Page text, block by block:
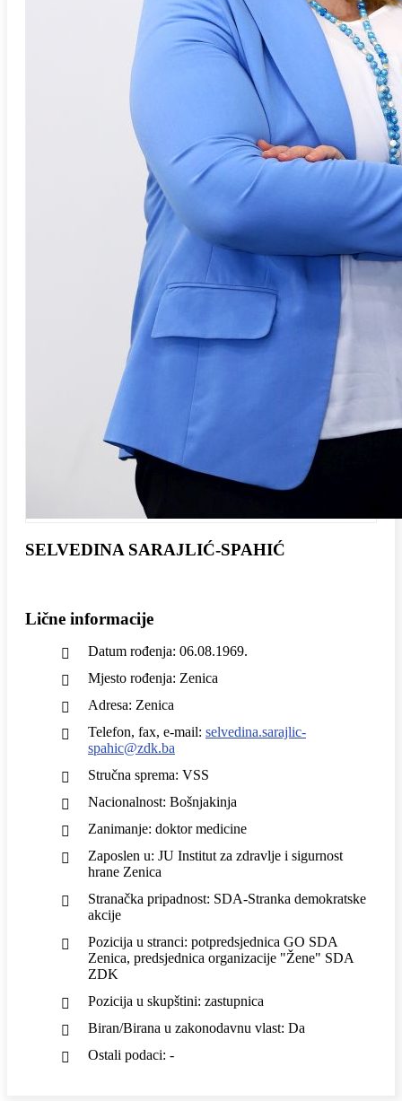
SELVEDINA SARAJLIĆ-SPAHIĆ
Lične informacije
Datum rođenja: 06.08.1969.
Mjesto rođenja: Zenica
Adresa: Zenica
Telefon, fax, e-mail: selvedina.sarajlic-
spahic@zdk.ba
Stručna sprema: VSS
Nacionalnost: Bošnjakinja
Zanimanje: doktor medicine
Zaposlen u: JU Institut za zdravlje i sigurnost
hrane Zenica
Stranačka pripadnost: SDA-Stranka demokratske
akcije
Pozicija u stranci: potpredsjednica GO SDA
Zenica, predsjednica organizacije "Žene" SDA
ZDK
Pozicija u skupštini: zastupnica
Biran/Birana u zakonodavnu vlast: Da
Ostali podaci: -